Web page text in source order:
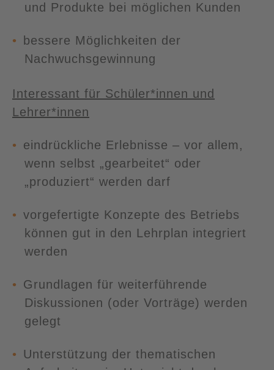
und Produkte bei möglichen Kunden
bessere Möglichkeiten der
Nachwuchsgewinnung
Interessant für Schüler*innen und
Lehrer*innen
eindrückliche Erlebnisse – vor allem,
wenn selbst „gearbeitet“ oder
„produziert“ werden darf
vorgefertigte Konzepte des Betriebs
können gut in den Lehrplan integriert
werden
Grundlagen für weiterführende
Diskussionen (oder Vorträge) werden
gelegt
Unterstützung der thematischen